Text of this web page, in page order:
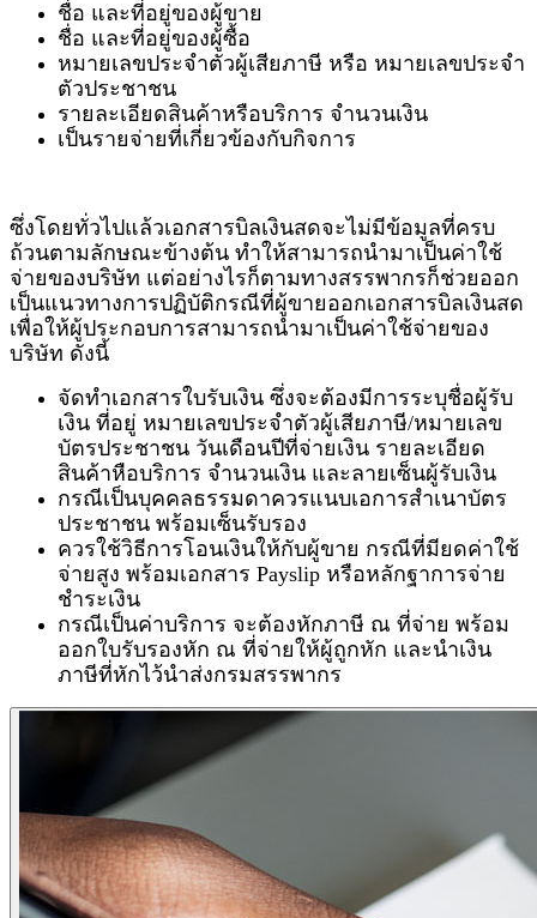
ชื่อ และที่อยู่ของผู้ขาย
ชื่อ และที่อยู่ของผู้ซื้อ
หมายเลขประจำตัวผู้เสียภาษี หรือ หมายเลขประจำ
ตัวประชาชน
รายละเอียดสินค้าหรือบริการ จำนวนเงิน
เป็นรายจ่ายที่เกี่ยวข้องกับกิจการ
ซึ่งโดยทั่วไปแล้วเอกสารบิลเงินสดจะไม่มีข้อมูลที่ครบ
ถ้วนตามลักษณะข้างต้น ทำให้สามารถนำมาเป็นค่าใช้
จ่ายของบริษัท แต่อย่างไรก็ตามทางสรรพากรก็ช่วยออก
เป็นแนวทางการปฏิบัติกรณีที่ผู้ขายออกเอกสารบิลเงินสด
เพื่อให้ผู้ประกอบการสามารถนำมาเป็นค่าใช้จ่ายของ
บริษัท ดังนี้
จัดทำเอกสารใบรับเงิน ซึ่งจะต้องมีการระบุชื่อผู้รับ
เงิน ที่อยู่ หมายเลขประจำตัวผู้เสียภาษี/หมายเลข
บัตรประชาชน วันเดือนปีที่จ่ายเงิน รายละเอียด
สินค้าหือบริการ จำนวนเงิน และลายเซ็นผู้รับเงิน
กรณีเป็นบุคคลธรรมดาควรแนบเอการสำเนาบัตร
ประชาชน พร้อมเซ็นรับรอง
ควรใช้วิธีการโอนเงินให้กับผู้ขาย กรณีที่มียดค่าใช้
จ่ายสูง พร้อมเอกสาร Payslip หรือหลักฐาการจ่าย
ชำระเงิน
กรณีเป็นค่าบริการ จะต้องหักภาษี ณ ที่จ่าย พร้อม
ออกใบรับรองหัก ณ ที่จ่ายให้ผู้ถูกหัก และนำเงิน
ภาษีที่หักไว้นำส่งกรมสรรพากร